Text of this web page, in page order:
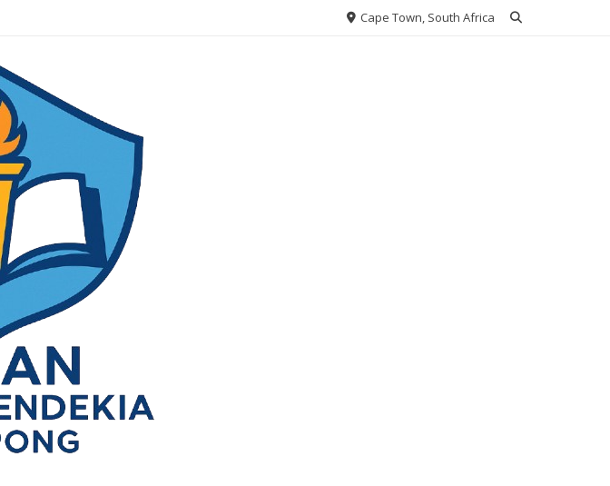
Cape Town, South Africa